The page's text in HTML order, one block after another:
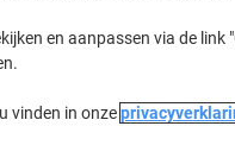
Aan een lijst
en aanpassen via de link
vinden in onze